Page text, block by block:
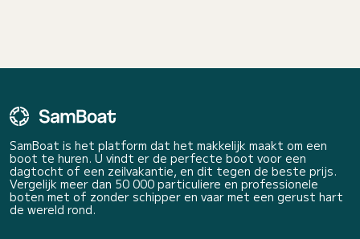
SamBoat is het platform dat het makkelijk maakt om een
boot te huren. U vindt er de perfecte boot voor een
dagtocht of een zeilvakantie, en dit tegen de beste prijs.
Vergelijk meer dan 50 000 particuliere en professionele
boten met of zonder schipper en vaar met een gerust hart
de wereld rond.